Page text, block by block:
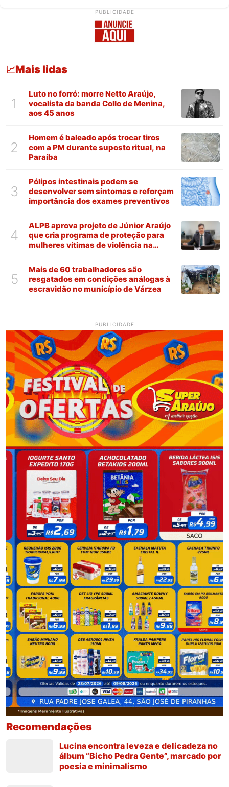
PUBLICIDADE
📈Mais lidas
1
Luto no forró: morre Netto Araújo,
vocalista da banda Collo de Menina,
aos 45 anos
2
Homem é baleado após trocar tiros
com a PM durante suposto ritual, na
Paraíba
3
Pólipos intestinais podem se
desenvolver sem sintomas e reforçam
importância dos exames preventivos
4
ALPB aprova projeto de Júnior Araújo
que cria programa de proteção para
mulheres vítimas de violência na
5
Mais de 60 trabalhadores são
resgatados em condições análogas à
escravidão no município de Várzea
PUBLICIDADE
Recomendações
Lucina encontra leveza e delicadeza no
álbum “Bicho Pedra Gente”, marcado por
poesia e minimalismo